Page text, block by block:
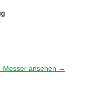
Messer ansehen →